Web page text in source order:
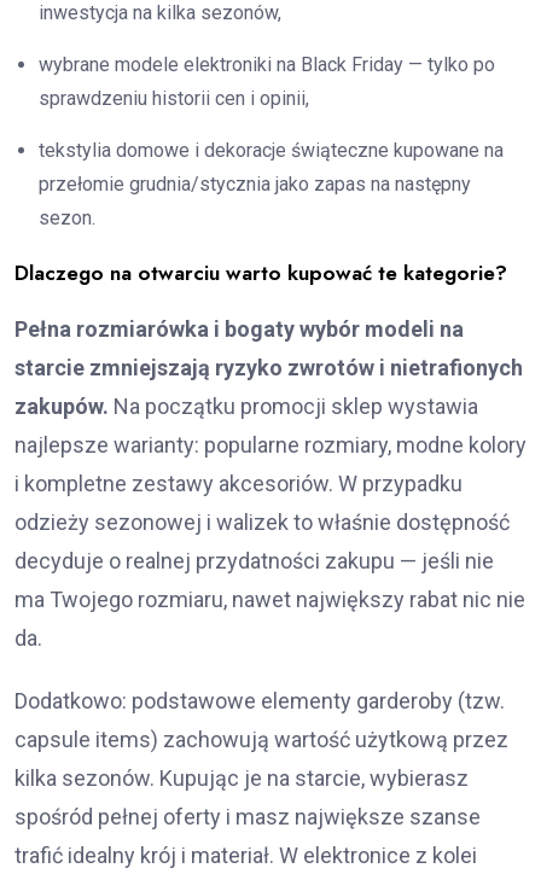
inwestycja na kilka sezonów,
wybrane modele elektroniki na Black Friday — tylko po
sprawdzeniu historii cen i opinii,
tekstylia domowe i dekoracje świąteczne kupowane na
przełomie grudnia/stycznia jako zapas na następny
sezon.
Dlaczego na otwarciu warto kupować te kategorie?
Pełna rozmiarówka i bogaty wybór modeli na
starcie zmniejszają ryzyko zwrotów i nietrafionych
zakupów. Na początku promocji sklep wystawia
najlepsze warianty: popularne rozmiary, modne kolory
i kompletne zestawy akcesoriów. W przypadku
odzieży sezonowej i walizek to właśnie dostępność
decyduje o realnej przydatności zakupu — jeśli nie
ma Twojego rozmiaru, nawet największy rabat nic nie
da.
Dodatkowo: podstawowe elementy garderoby (tzw.
capsule items) zachowują wartość użytkową przez
kilka sezonów. Kupując je na starcie, wybierasz
spośród pełnej oferty i masz największe szanse
trafić idealny krój i materiał. W elektronice z kolei